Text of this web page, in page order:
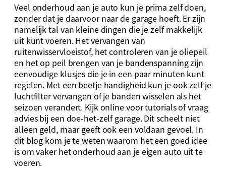
Veel onderhoud aan je auto kun je prima zelf doen,
zonder dat je daarvoor naar de garage hoeft. Er zijn
namelijk tal van kleine dingen die je zelf makkelijk
uit kunt voeren. Het vervangen van
ruitenwisservloeistof, het controleren van je oliepeil
en het op peil brengen van je bandenspanning zijn
eenvoudige klusjes die je in een paar minuten kunt
regelen. Met een beetje handigheid kun je ook zelf je
luchtfilter vervangen of je banden wisselen als het
seizoen verandert. Kijk online voor tutorials of vraag
advies bij een doe-het-zelf garage. Dit scheelt niet
alleen geld, maar geeft ook een voldaan gevoel. In
dit blog kom je te weten waarom het een goed idee
is om vaker het onderhoud aan je eigen auto uit te
voeren.